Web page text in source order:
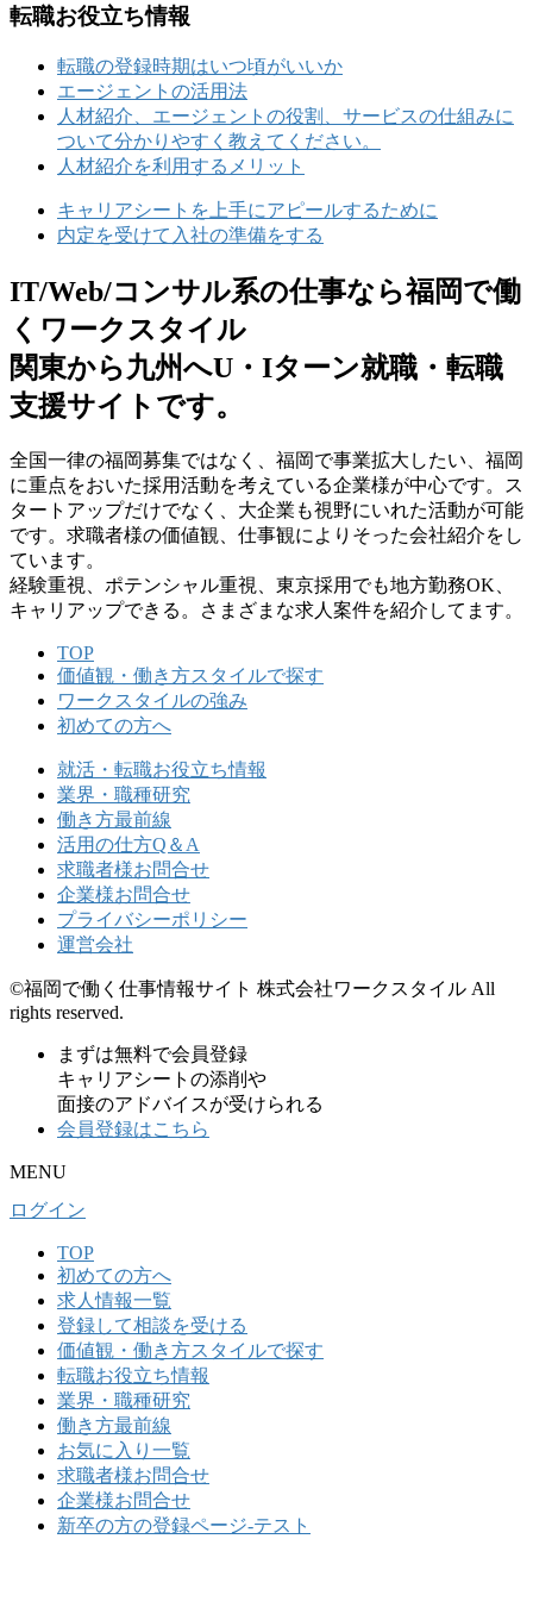
転職お役立ち情報
転職の登録時期はいつ頃がいいか
エージェントの活用法
人材紹介、エージェントの役割、サービスの仕組みに
ついて分かりやすく教えてください。
人材紹介を利用するメリット
キャリアシートを上手にアピールするために
内定を受けて入社の準備をする
IT/Web/コンサル系の仕事なら福岡で働
くワークスタイル
関東から九州へU・Iターン就職・転職
支援サイトです。
全国⼀律の福岡募集ではなく、福岡で事業拡⼤したい、福岡
に重点をおいた採⽤活動を考えている企業様が中⼼です。ス
タートアップだけでなく、⼤企業も視野にいれた活動が可能
です。求職者様の価値観、仕事観によりそった会社紹介をし
ています。
経験重視、ポテンシャル重視、東京採⽤でも地⽅勤務OK、
キャリアップできる。さまざまな求⼈案件を紹介してます。
TOP
価値観・働き方スタイルで探す
ワークスタイルの強み
初めての方へ
就活・転職お役立ち情報
業界・職種研究
働き方最前線
活用の仕方Q＆A
求職者様お問合せ
企業様お問合せ
プライバシーポリシー
運営会社
©福岡で働く仕事情報サイト 株式会社ワークスタイル All
rights reserved.
まずは無料で会員登録
キャリアシートの添削や
面接のアドバイスが受けられる
会員登録はこちら
MENU
ログイン
TOP
初めての⽅へ
求人情報一覧
登録して相談を受ける
価値観・働き方スタイルで探す
転職お役立ち情報
業界・職種研究
働き方最前線
お気に入り一覧
求職者様お問合せ
企業様お問合せ
新卒の方の登録ページ-テスト